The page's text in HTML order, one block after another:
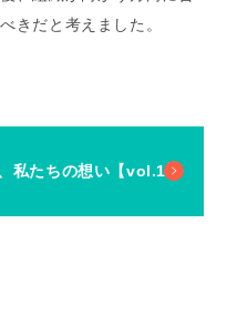
きだと考えました。
私たちの想い【vol.1】